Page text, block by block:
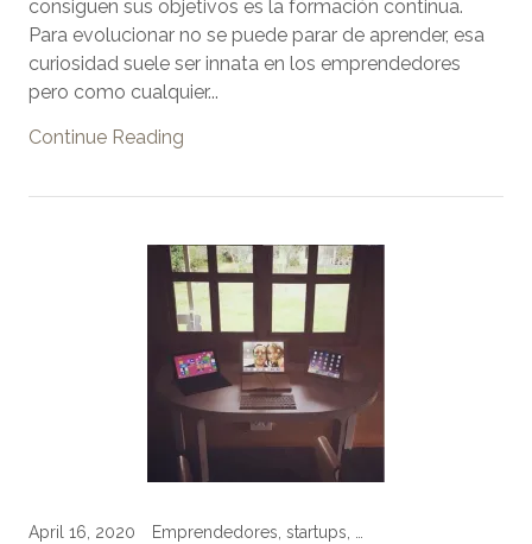
consiguen sus objetivos es la formación continua.
Para evolucionar no se puede parar de aprender, esa
curiosidad suele ser innata en los emprendedores
pero como cualquier...
Continue Reading
April 16, 2020